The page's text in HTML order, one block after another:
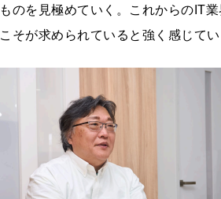
のを⾒極めていく。これからのIT
そが求められていると強く感じてい